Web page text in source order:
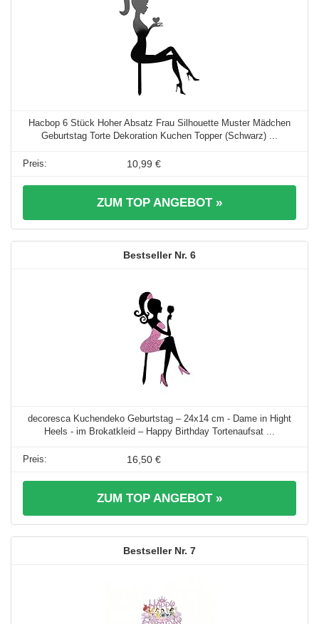
Hacbop 6 Stück Hoher Absatz Frau Silhouette Muster Mädchen
Geburtstag Torte Dekoration Kuchen Topper (Schwarz) ...
10,99 €
ZUM TOP ANGEBOT »
6
decoresca Kuchendeko Geburtstag – 24x14 cm - Dame in Hight
Heels - im Brokatkleid – Happy Birthday Tortenaufsat ...
16,50 €
ZUM TOP ANGEBOT »
7